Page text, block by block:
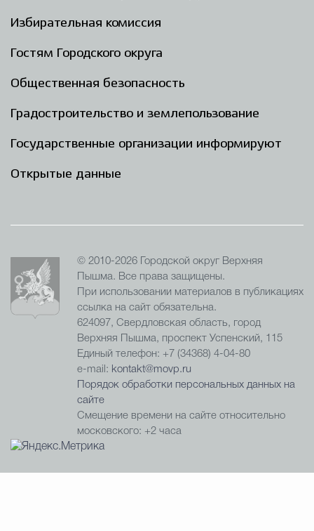
Избирательная комиссия
Гостям Городского округа
Общественная безопасность
Градостроительство и землепользование
Государственные организации информируют
Открытые данные
© 2010-2026 Городской округ Верхняя
Пышма. Все права защищены.
При использовании материалов в публикациях
ссылка на сайт обязательна.
624097, Свердловская область, город
Верхняя Пышма, проспект Успенский, 115
Единый телефон: +7 (34368) 4-04-80
e-mail: kontakt@movp.ru
Порядок обработки персональных данных на
сайте
Смещение времени на сайте относительно
московского: +2 часа